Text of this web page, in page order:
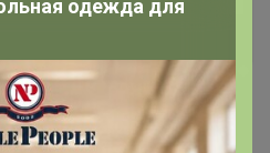
83.9K 10
одежда для